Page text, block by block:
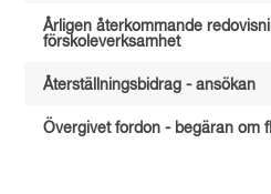
Årligen återkommande
förskoleverksamhet
Återställningsbidrag - ansökan
Övergivet fordon - begäran om